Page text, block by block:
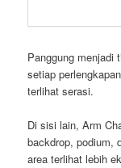
Panggung menjadi
setiap
terlihat serasi.
Di sisi lain, Arm
backdrop, podium,
area terlihat lebih